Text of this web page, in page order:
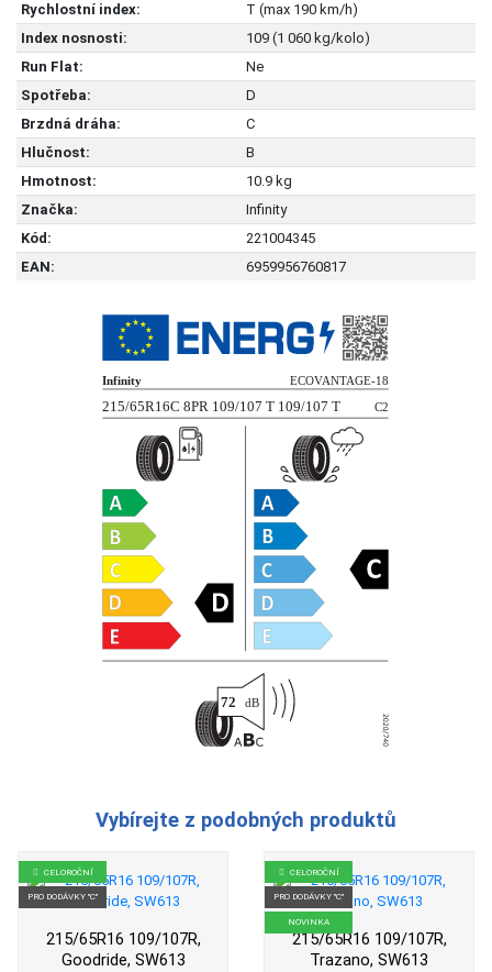
Rychlostní index:
T (max 190 km/h)
Index nosnosti:
109 (1 060 kg/kolo)
Run Flat:
Ne
Spotřeba:
D
Brzdná dráha:
C
Hlučnost:
B
Hmotnost:
10.9 kg
Značka:
Infinity
Kód:
221004345
EAN:
6959956760817
Vybírejte z podobných produktů
CELOROČNÍ
PRO DODÁVKY "C"
215/65R16 109/107R,
Goodride, SW613
CELOROČNÍ
PRO DODÁVKY "C"
NOVINKA
215/65R16 109/107R,
Trazano, SW613